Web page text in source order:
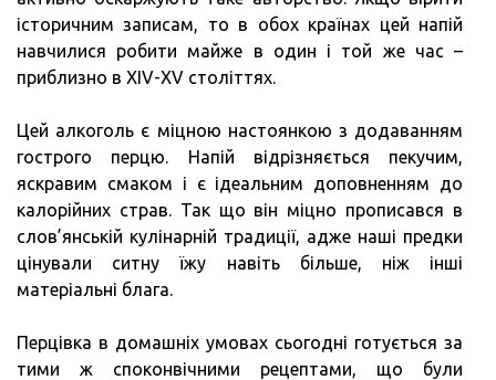
історичним записам, то в обох країнах цей напій
навчилися робити майже в один і той же час –
приблизно в XIV-XV століттях.
Цей алкоголь є міцною настоянкою з додаванням
гострого перцю. Напій відрізняється пекучим,
яскравим смаком і є ідеальним доповненням до
калорійних страв. Так що він міцно прописався в
слов’янській кулінарній традиції, адже наші предки
цінували ситну їжу навіть більше, ніж інші
матеріальні блага.
Перцівка в домашніх умовах сьогодні готується за
тими ж споконвічними рецептами, що були